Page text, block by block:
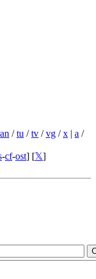
/tu /tv /vg /x | a /
-cf-ost] [𝕏]